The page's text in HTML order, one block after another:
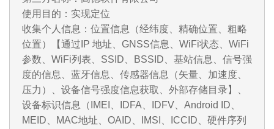
使用目的：实现定位
收集个人信息：位置信息（经纬度、精确位置、粗略
位置）【通过IP 地址、GNSS信息、WiFi状态、WiFi
参数、WiFi列表、SSID、BSSID、基站信息、信号强
度的信息、蓝牙信息、传感器信息（矢量、加速度、
压力）、设备信号强度信息获取、外部存储目录】、
设备标识信息（IMEI、IDFA、IDFV、Android ID、
MEID、MAC地址、OAID、IMSI、ICCID、硬件序列